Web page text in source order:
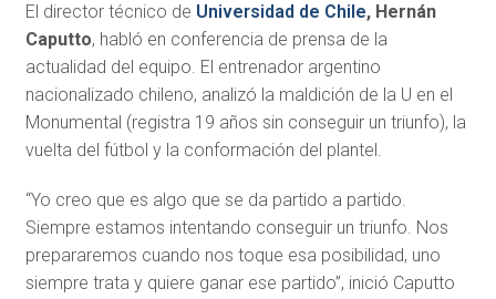
El director técnico de Universidad de Chile, Hernán
Caputto, habló en conferencia de prensa de la
actualidad del equipo. El entrenador argentino
nacionalizado chileno, analizó la maldición de la U en el
Monumental (registra 19 años sin conseguir un triunfo), la
vuelta del fútbol y la conformación del plantel.
“Yo creo que es algo que se da partido a partido.
Siempre estamos intentando conseguir un triunfo. Nos
prepararemos cuando nos toque esa posibilidad, uno
siempre trata y quiere ganar ese partido”, inició Caputto